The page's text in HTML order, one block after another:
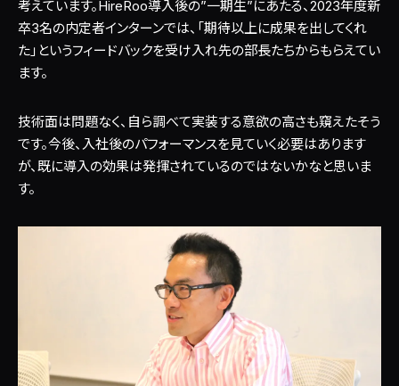
考えています。HireRoo導入後の”一期生”にあたる、2023年度新
卒3名の内定者インターンでは、「期待以上に成果を出してくれ
た」というフィードバックを受け入れ先の部長たちからもらえてい
ます。
技術面は問題なく、自ら調べて実装する意欲の高さも窺えたそう
です。今後、入社後のパフォーマンスを見ていく必要はあります
が、既に導入の効果は発揮されているのではないかなと思いま
す。